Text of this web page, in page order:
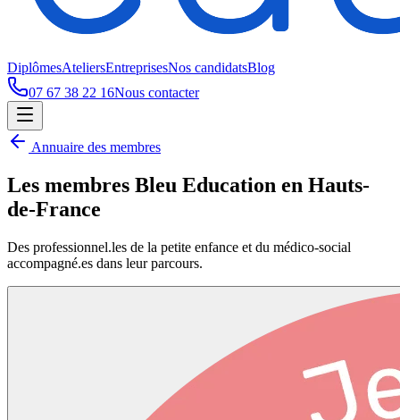
DiplômesAteliersEntreprisesNos candidatsBlog
07 67 38 22 16Nous contacter
Annuaire des membres
Les membres Bleu Education en Hauts-
de-France
Des professionnel.les de la petite enfance et du médico-social
accompagné.es dans leur parcours.